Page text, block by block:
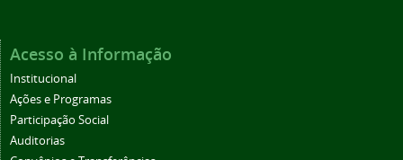
Acesso à Informação
Institucional
Ações e Programas
Participação Social
Auditorias